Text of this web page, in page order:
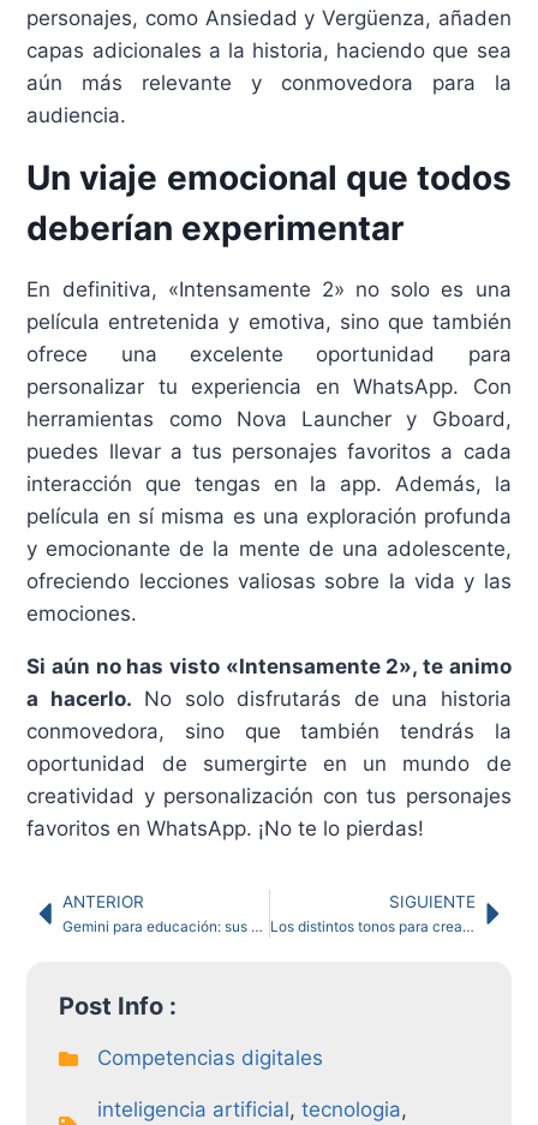
personajes, como Ansiedad y Vergüenza, añaden
capas adicionales a la historia, haciendo que sea
aún más relevante y conmovedora para la
audiencia.
Un viaje emocional que todos
deberían experimentar
En definitiva, «Intensamente 2» no solo es una
película entretenida y emotiva, sino que también
ofrece una excelente oportunidad para
personalizar tu experiencia en WhatsApp. Con
herramientas como Nova Launcher y Gboard,
puedes llevar a tus personajes favoritos a cada
interacción que tengas en la app. Además, la
película en sí misma es una exploración profunda
y emocionante de la mente de una adolescente,
ofreciendo lecciones valiosas sobre la vida y las
emociones.
Si aún no has visto «Intensamente 2», te animo
a hacerlo. No solo disfrutarás de una historia
conmovedora, sino que también tendrás la
oportunidad de sumergirte en un mundo de
creatividad y personalización con tus personajes
favoritos en WhatsApp. ¡No te lo pierdas!
ANTERIOR
Gemini para educación: sus ventajas y posibilidades
SIGUIENTE
Los distintos tonos para crear Prompts con ChatGPT: guía en PDF
Post Info :
Competencias digitales
inteligencia artificial,tecnologia,